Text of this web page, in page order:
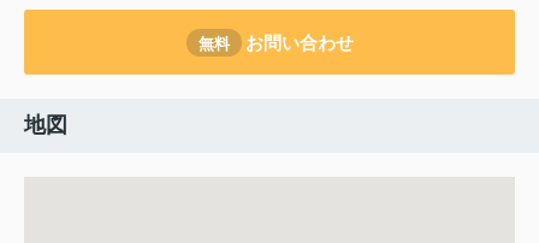
無料 お問い合わせ
地図